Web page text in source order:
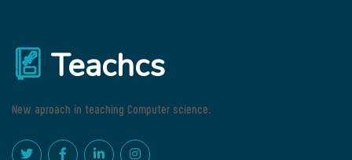
Teachcs
New aproach in teaching Computer science.